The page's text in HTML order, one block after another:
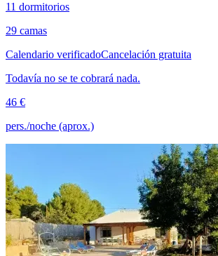
11 dormitorios
29 camas
Calendario verificadoCancelación gratuita
Todavía no se te cobrará nada.
46 €
pers./noche (aprox.)